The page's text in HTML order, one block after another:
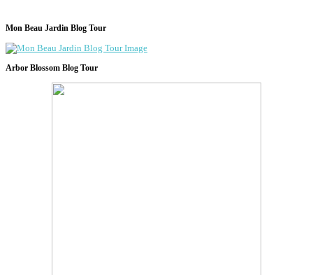
Mon Beau Jardin Blog Tour
Arbor Blossom Blog Tour